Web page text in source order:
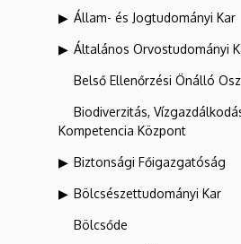
Állam- és Jogtudományi Kar
Általános Orvostudományi
Belső Ellenőrzési Önálló
Biodiverzitás,
Kompetencia Központ
Biztonsági Főigazgatóság
Bölcsészettudományi Kar
Bölcsőde